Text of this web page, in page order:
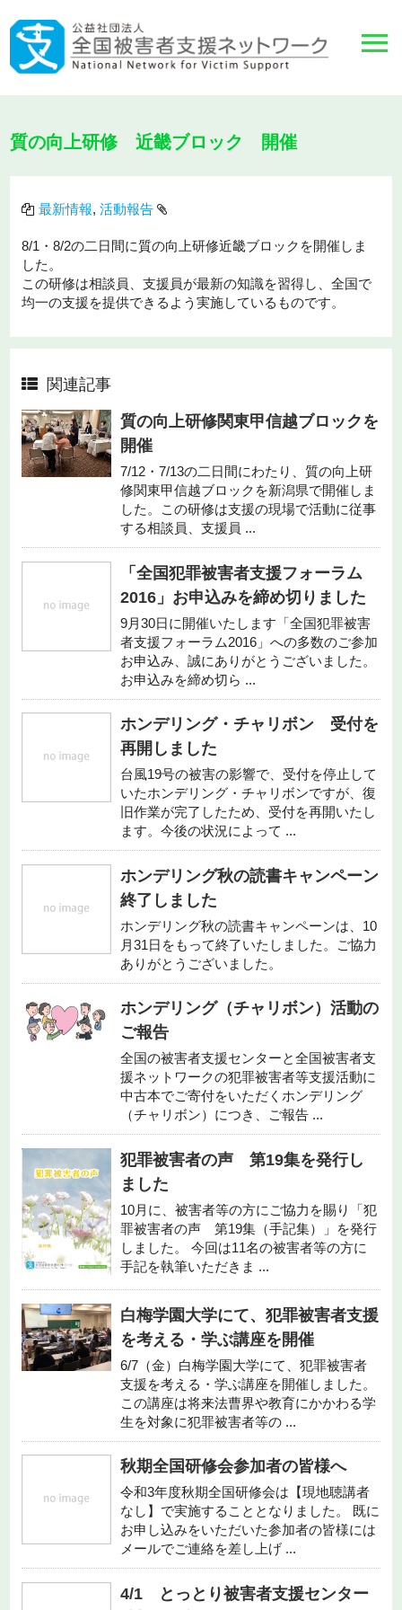
質の向上研修 近畿ブロック 開催
最新情報,活動報告
8/1・8/2の二日間に質の向上研修近畿ブロックを開催しま
した。
この研修は相談員、支援員が最新の知識を習得し、全国で
均一の支援を提供できるよう実施しているものです。
関連記事
質の向上研修関東甲信越ブロックを
開催
7/12・7/13の二日間にわたり、質の向上研
修関東甲信越ブロックを新潟県で開催しま
した。この研修は支援の現場で活動に従事
する相談員、支援員 ...
「全国犯罪被害者支援フォーラム
2016」お申込みを締め切りました
9月30日に開催いたします「全国犯罪被害
者支援フォーラム2016」への多数のご参加
お申込み、誠にありがとうございました。
お申込みを締め切ら ...
ホンデリング・チャリボン 受付を
再開しました
台風19号の被害の影響で、受付を停止して
いたホンデリング・チャリボンですが、復
旧作業が完了したため、受付を再開いたし
ます。今後の状況によって ...
ホンデリング秋の読書キャンペーン
終了しました
ホンデリング秋の読書キャンペーンは、10
月31日をもって終了いたしました。ご協力
ありがとうございました。
ホンデリング（チャリボン）活動の
ご報告
全国の被害者支援センターと全国被害者支
援ネットワークの犯罪被害者等支援活動に
中古本でご寄付をいただくホンデリング
（チャリボン）につき、ご報告 ...
犯罪被害者の声 第19集を発行し
ました
10月に、被害者等の方にご協力を賜り「犯
罪被害者の声 第19集（手記集）」を発行
しました。 今回は11名の被害者等の方に
手記を執筆いただきま ...
白梅学園大学にて、犯罪被害者支援
を考える・学ぶ講座を開催
6/7（金）白梅学園大学にて、犯罪被害者
支援を考える・学ぶ講座を開催しました。
この講座は将来法曹界や教育にかかわる学
生を対象に犯罪被害者等の ...
秋期全国研修会参加者の皆様へ
令和3年度秋期全国研修会は【現地聴講者
なし】で実施することとなりました。 既に
お申し込みをいただいた参加者の皆様には
メールでご連絡を差し上げ ...
4/1 とっとり被害者支援センター